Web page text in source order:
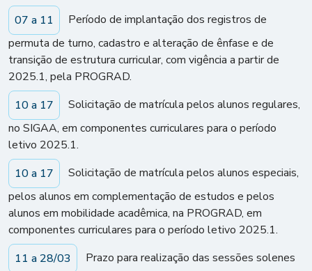
07 a 11
Período de implantação dos registros de
permuta de turno, cadastro e alteração de ênfase e de
transição de estrutura curricular, com vigência a partir de
2025.1, pela PROGRAD.
10 a 17
Solicitação de matrícula pelos alunos regulares,
no SIGAA, em componentes curriculares para o período
letivo 2025.1.
10 a 17
Solicitação de matrícula pelos alunos especiais,
pelos alunos em complementação de estudos e pelos
alunos em mobilidade acadêmica, na PROGRAD, em
componentes curriculares para o período letivo 2025.1.
11 a 28/03
Prazo para realização das sessões solenes